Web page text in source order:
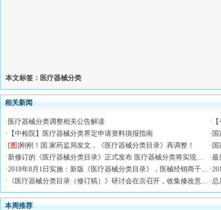
本文标签：医疗器械分类
相关新闻
· 医疗器械分类调整相关公告解读 ·
·
【中检院】医疗器械分类界定申请资料填报指南 ·
· [图] 刚刚！国.家药监局发文，《医疗器械分类目录》再调整！ · 国
· 新修订的《医疗器械分类目录》正式发布 医疗器械分类将实现动态化监管 ·最
·2018年8月1日实施：新版《医疗器械分类目录》，医械经销商千万别错过！ ·
·
《医疗器械分类目录（修订稿）》研讨会在京召开，收集修改意见近三百条 ·总
本周推荐